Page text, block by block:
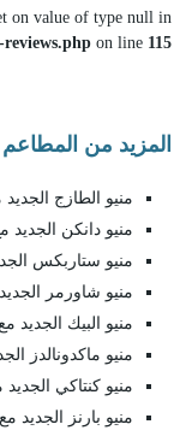
on value of type null in
on line 115
المزيد من المطاعم
منيو الطازج الجديد
منيو دانكن الجديد
منيو ستاربكس
منيو شاورمر
منيو البيك الجديد
منيو ماكدونالدز
منيو كنتاكي الجديد
منيو بارنز الجديد